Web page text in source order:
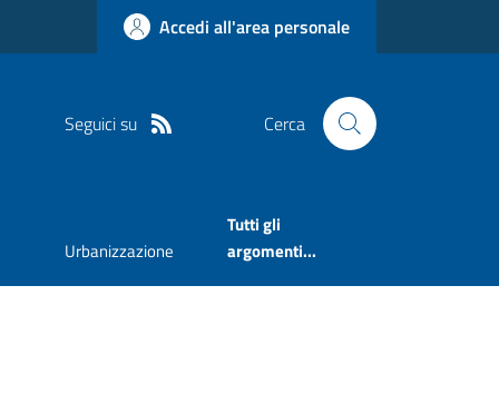
Accedi all'area personale
Seguici su Cerca
Urbanizzazione
Tutti gli
argomenti...